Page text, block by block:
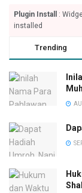
Plugin Install
:
installed
Trending